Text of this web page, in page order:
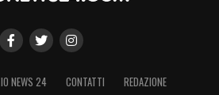
NEWS 24 CONTATTI
REDAZIONE